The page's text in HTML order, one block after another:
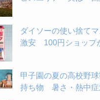
ダイソーの使い捨て
激安 100円ショップ
甲子園の夏の高校野
持ち物 暑さ・熱中症